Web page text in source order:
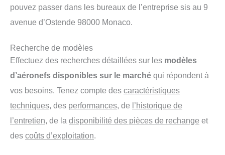
pouvez passer dans les bureaux de l’entreprise sis au 9
avenue d’Ostende 98000 Monaco.
Recherche de modèles
Effectuez des recherches détaillées sur les modèles
d’aéronefs disponibles sur le marché qui répondent à
vos besoins. Tenez compte des caractéristiques
techniques , des performances , de l’historique de
l’entretien , de la disponibilité des pièces de rechange et
des coûts d’exploitation